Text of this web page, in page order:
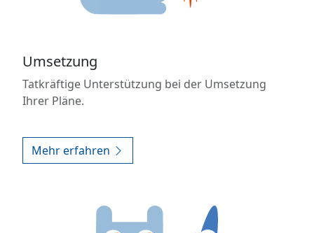
Umsetzung
Tatkräftige Unterstützung bei der Umsetzung
Ihrer Pläne.
Mehr erfahren